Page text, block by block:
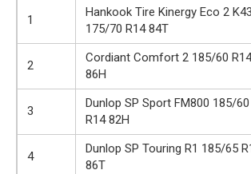
1
Hankook Tire Kinergy Eco 2
175/70 R14 84T
2
Cordiant Comfort 2 185/60 R14
86H
3
Dunlop SP Sport FM800 185/60
R14 82H
4
Dunlop SP Touring R1 185/65
86T